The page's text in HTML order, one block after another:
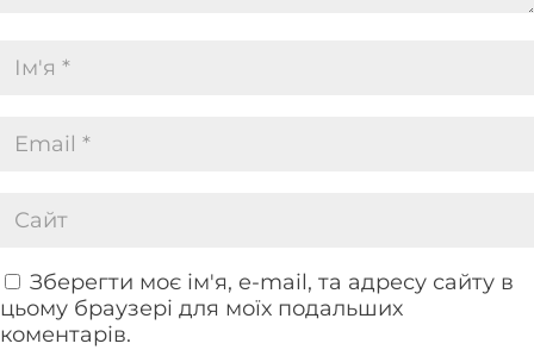
Зберегти моє ім'я, e-mail, та адресу сайту в
цьому браузері для моїх подальших
коментарів.